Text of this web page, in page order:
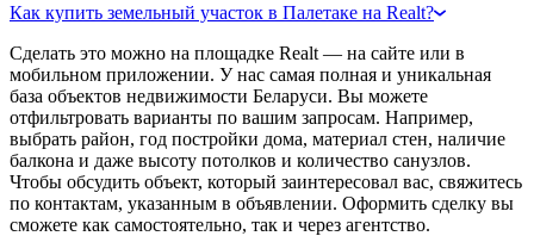
Как купить земельный участок в Палетаке на Realt?
Сделать это можно на площадке Realt — на сайте или в
мобильном приложении. У нас самая полная и уникальная
база объектов недвижимости Беларуси. Вы можете
отфильтровать варианты по вашим запросам. Например,
выбрать район, год постройки дома, материал стен, наличие
балкона и даже высоту потолков и количество санузлов.
Чтобы обсудить объект, который заинтересовал вас, свяжитесь
по контактам, указанным в объявлении. Оформить сделку вы
сможете как самостоятельно, так и через агентство.